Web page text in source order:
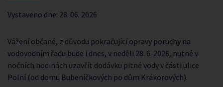
Vystaveno dne: 28. 06. 2026
Vážení občané, z důvodu pokračující opravy poruchy na
vodovodním řadu bude i dnes, v neděli 28. 6. 2026, nutné v
nočních hodinách uzavřít dodávku pitné vody v části ulice
Polní (od domu Bubeníčkových po dům Krákorových).